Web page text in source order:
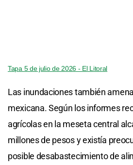
Tapa 5 de julio de 2026 - El Litoral
Las inundaciones también
mexicana. Según los informes
agrícolas en la meseta central
millones de pesos y existía
posible desabastecimiento de